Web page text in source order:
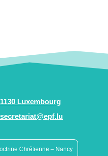
Luxembourg
secretariat@epf.lu
Chrétienne – Nancy